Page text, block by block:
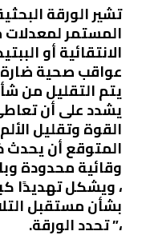
تشير الورقة
المستمر لمعدلات
الانتقائية أو
عواقب صحية ضارة
يتم التقليل من
يشدد على أن
القوة وتقليل
المتوقع أن يحدث
وقائية محدودة
، ويشكل تهديدًا
بشأن مستقبل
،” تحدد الورقة.